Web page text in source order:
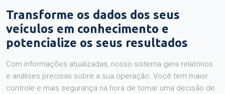
Transforme os dados dos seus
veículos em conhecimento e
potencialize os seus resultados
Com informações atualizadas, nosso sistema gera relatórios
e análises precisas sobre a sua operação. Você tem maior
controle e mais segurança na hora de tomar uma decisão de